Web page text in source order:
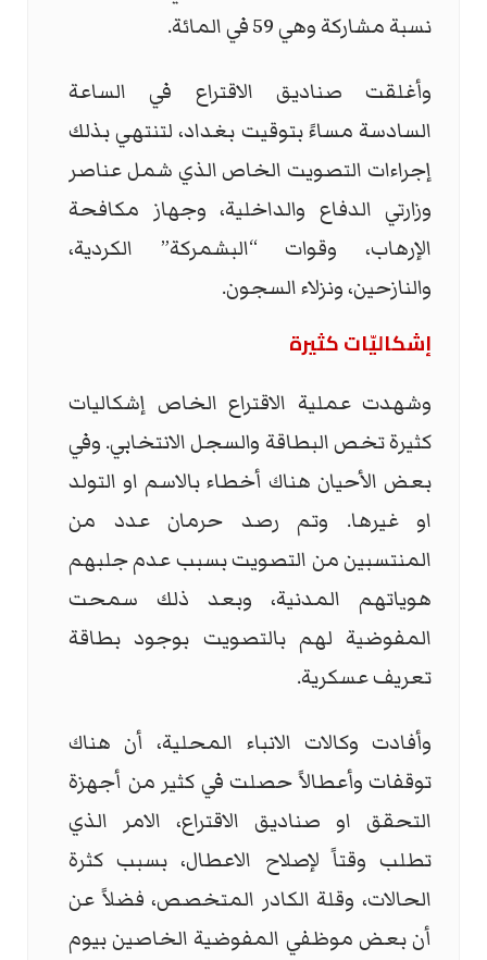
نسبة مشاركة وهي 59 في المائة.
وأغلقت صناديق الاقتراع في الساعة
السادسة مساءً بتوقيت بغداد، ‏لتنتهي بذلك
إجراءات التصويت الخاص الذي شمل عناصر
وزارتي الدفاع ‏والداخلية، وجهاز مكافحة
الإرهاب، وقوات “البشمركة” الكردية،
‏والنازحين، ونزلاء السجون.‏
إشكاليّات كثيرة
وشهدت عملية الاقتراع الخاص إشكاليات
كثيرة تخص البطاقة والسجل الانتخابي. وفي
بعض ‏الأحيان هناك أخطاء بالاسم او التولد
او غيرها. ‏وتم رصد حرمان عدد من
المنتسبين من التصويت بسبب عدم جلبهم
هوياتهم المدنية، وبعد ‏ذلك سمحت
المفوضية لهم بالتصويت بوجود بطاقة
تعريف ‏عسكرية. ‏
‏وأفادت وكالات الانباء المحلية، أن هناك
توقفات وأعطالاً حصلت في كثير من أجهزة
التحقق او صناديق الاقتراع، الامر الذي
تطلب وقتاً لإصلاح الاعطال، ‏بسبب كثرة
الحالات، وقلة الكادر المتخصص، فضلاً عن
أن بعض موظفي المفوضية الخاصين بيوم